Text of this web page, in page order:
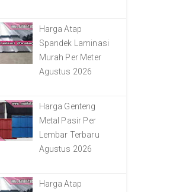
Harga Atap
Spandek Laminasi
Murah Per Meter
Agustus 2026
Harga Genteng
Metal Pasir Per
Lembar Terbaru
Agustus 2026
Harga Atap